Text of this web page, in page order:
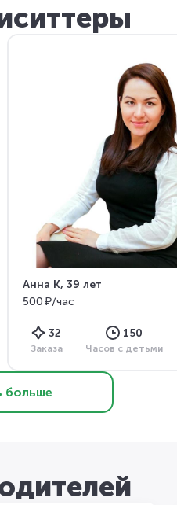
Анна К, 39 лет
500 ₽/час
32
Заказа
150
Часов с детьми
больше